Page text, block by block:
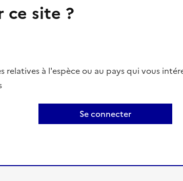
ce site ?
à l'espèce ou au pays qui vous
Se connecter